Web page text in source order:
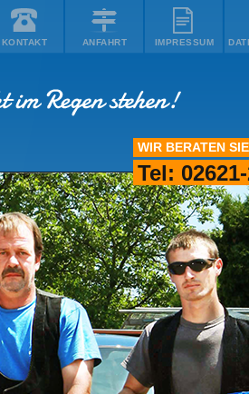
KONTAKT ANFAHRT IMPRESSUM
WIR BERATEN
Tel: